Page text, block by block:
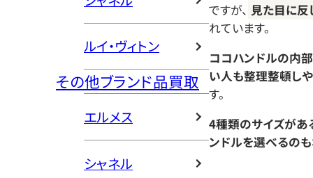
ルイ・ヴィトン
その他ブランド品買取
エルメス
シャネル
ですが、 見た目に反
れています。
ココハンドルの内
い人も整理整頓し
す。
4種類のサイズがあ
ンドルを選べるの